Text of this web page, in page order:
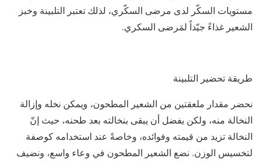
مستويات السكّر لدى مرضى السكّري، لذلك تعتبر التلبينة وخبز
الشعير غذاءً جيّداً لمَرضى السكري.
طريقة تحضير التلبينة
نحضر مقدار ملعقتين من الشعير المطحون، ويمكن نخله وإزالة
النخالة منه، ولكن يفضل أن يبقى بنخالته بعد طحنه، حيث إنّ
النخالة تزيد من قيمته وفوائده، وخاصةً عند استخدامه كوصفة
لتخسيس الوزن. نضع الشعير المطحون في وعاء واسع، ونضيف